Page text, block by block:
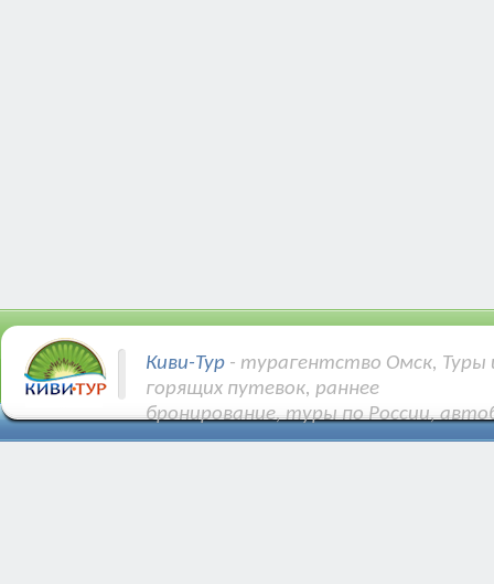
Киви-Тур - турагентство Омск, Туры
горящих путевок, раннее
бронирование, туры по России,
Купить Авиа и ЖД билеты.